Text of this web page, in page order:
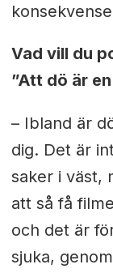
Vad vill du
”Att dö är
– Ibland är
dig. Det är
saker i väst,
att så få
och det är
sjuka,